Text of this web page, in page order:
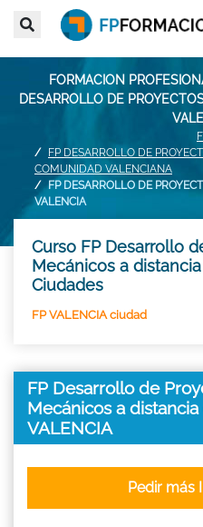
FORMACION
DESARROLLO DE
FP DESARROLLO DE
COMUNIDAD VALENCIANA
FP DESARROLLO DE
VALENCIA
Curso FP Desarrollo
Mecánicos a
Ciudades
FP VALENCIA ciudad
FP Desarrollo de
Mecánicos a distancia
VALENCIA
Pedir más